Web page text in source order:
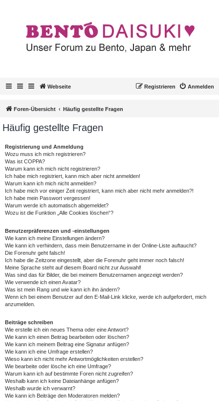
Webseite Anmelden
Registrieren
Foren-Übersicht Häufig gestellte Fragen
Häufig gestellte Fragen
Registrierung und Anmeldung
Wozu muss ich mich registrieren?
Was ist COPPA?
Warum kann ich mich nicht registrieren?
Ich habe mich registriert, kann mich aber nicht anmelden!
Warum kann ich mich nicht anmelden?
Ich habe mich vor einiger Zeit registriert, kann mich aber nicht mehr anmelden?!
Ich habe mein Passwort vergessen!
Warum werde ich automatisch abgemeldet?
Wozu ist die Funktion „Alle Cookies löschen“?
Benutzerpräferenzen und -einstellungen
Wie kann ich meine Einstellungen ändern?
Wie kann ich verhindern, dass mein Benutzername in der Online-Liste auftaucht?
Die Forenuhr geht falsch!
Ich habe die Zeitzone eingestellt, aber die Forenuhr geht immer noch falsch!
Meine Sprache steht auf diesem Board nicht zur Auswahl!
Was sind das für Bilder, die bei meinem Benutzernamen angezeigt werden?
Wie verwende ich einen Avatar?
Was ist mein Rang und wie kann ich ihn ändern?
Wenn ich bei einem Benutzer auf den E-Mail-Link klicke, werde ich aufgefordert, mich
anzumelden.
Beiträge schreiben
Wie erstelle ich ein neues Thema oder eine Antwort?
Wie kann ich einen Beitrag bearbeiten oder löschen?
Wie kann ich meinem Beitrag eine Signatur anfügen?
Wie kann ich eine Umfrage erstellen?
Wieso kann ich nicht mehr Antwortmöglichkeiten erstellen?
Wie bearbeite oder lösche ich eine Umfrage?
Warum kann ich auf bestimmte Foren nicht zugreifen?
Weshalb kann ich keine Dateianhänge anfügen?
Weshalb wurde ich verwarnt?
Wie kann ich Beiträge den Moderatoren melden?